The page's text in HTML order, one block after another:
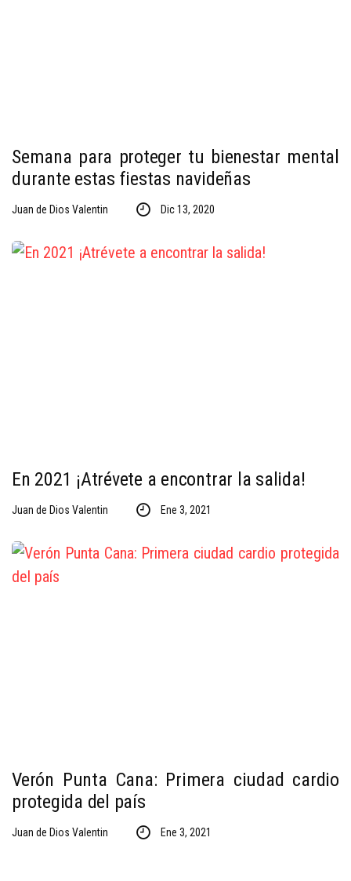
Semana para proteger tu bienestar mental
durante estas fiestas navideñas
Juan de Dios Valentin Dic 13, 2020
En 2021 ¡Atrévete a encontrar la salida!
Juan de Dios Valentin Ene 3, 2021
Verón Punta Cana: Primera ciudad cardio
protegida del país
Juan de Dios Valentin Ene 3, 2021